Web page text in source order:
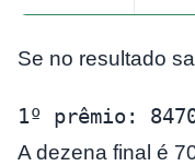
Se no resultado
1º prêmio:
A dezena final é